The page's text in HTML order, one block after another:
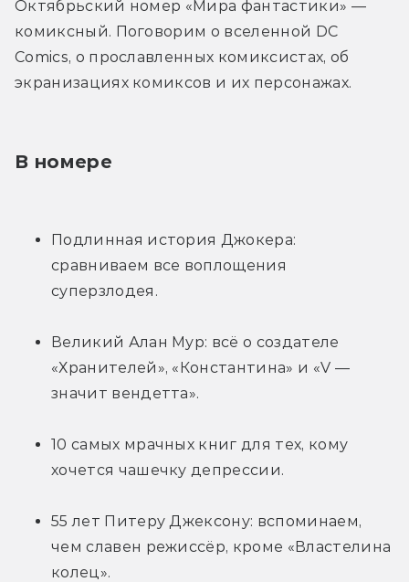
Октябрьский номер «Мира фантастики» —
комиксный. Поговорим о вселенной DC
Comics, о прославленных комиксистах, об
экранизациях комиксов и их персонажах.
В номере
Подлинная история Джокера:
сравниваем все воплощения
суперзлодея.
Великий Алан Мур: всё о создателе
«Хранителей», «Константина» и «V —
значит вендетта».
10 самых мрачных книг для тех, кому
хочется чашечку депрессии.
55 лет Питеру Джексону: вспоминаем,
чем славен режиссёр, кроме «Властелина
колец».